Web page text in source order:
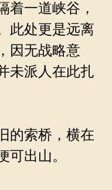
一道峡谷，
此处更是远离
因无战略意
未派人在此扎
的索桥，横在
可出山。